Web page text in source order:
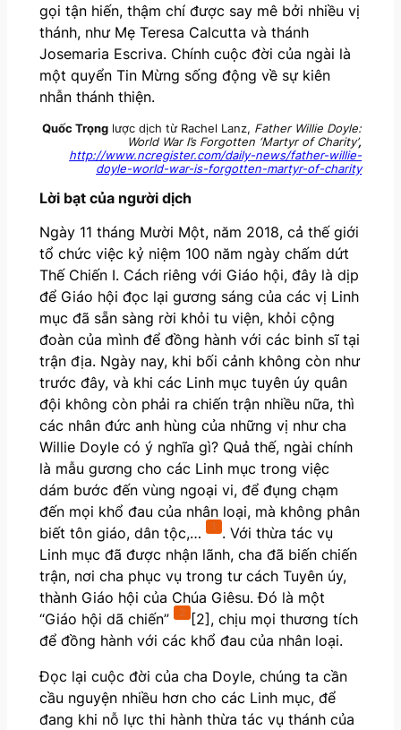
gọi tận hiến, thậm chí được say mê bởi nhiều vị
thánh, như Mẹ Teresa Calcutta và thánh
Josemaria Escriva. Chính cuộc đời của ngài là
một quyển Tin Mừng sống động về sự kiên
nhẫn thánh thiện.
Quốc Trọng lược dịch từ Rachel Lanz, Father Willie Doyle:
World War I’s Forgotten ‘Martyr of Charity’,
http://www.ncregister.com/daily-news/father-willie-
doyle-world-war-is-forgotten-martyr-of-charity
Lời bạt của người dịch
Ngày 11 tháng Mười Một, năm 2018, cả thế giới
tổ chức việc kỷ niệm 100 năm ngày chấm dứt
Thế Chiến I. Cách riêng với Giáo hội, đây là dịp
để Giáo hội đọc lại gương sáng của các vị Linh
mục đã sẵn sàng rời khỏi tu viện, khỏi cộng
đoàn của mình để đồng hành với các binh sĩ tại
trận địa. Ngày nay, khi bối cảnh không còn như
trước đây, và khi các Linh mục tuyên úy quân
đội không còn phải ra chiến trận nhiều nữa, thì
các nhân đức anh hùng của những vị như cha
Willie Doyle có ý nghĩa gì? Quả thế, ngài chính
là mẫu gương cho các Linh mục trong việc
dám bước đến vùng ngoại vi, để đụng chạm
đến mọi khổ đau của nhân loại, mà không phân
biết tôn giáo, dân tộc,…
1 . Với thừa tác vụ
Linh mục đã được nhận lãnh, cha đã biến chiến
trận, nơi cha phục vụ trong tư cách Tuyên úy,
thành Giáo hội của Chúa Giêsu. Đó là một
“Giáo hội dã chiến”
2 [2], chịu mọi thương tích
để đồng hành với các khổ đau của nhân loại.
Đọc lại cuộc đời của cha Doyle, chúng ta cần
cầu nguyện nhiều hơn cho các Linh mục, để
đang khi nỗ lực thi hành thừa tác vụ thánh của